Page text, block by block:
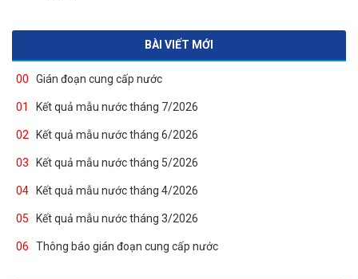
BÀI VIẾT MỚI
00 Gián đoạn cung cấp nước
01 Kết quả mẫu nước tháng 7/2026
02 Kết quả mẫu nước tháng 6/2026
03 Kết quả mẫu nước tháng 5/2026
04 Kết quả mẫu nước tháng 4/2026
05 Kết quả mẫu nước tháng 3/2026
06 Thông báo gián đoạn cung cấp nước